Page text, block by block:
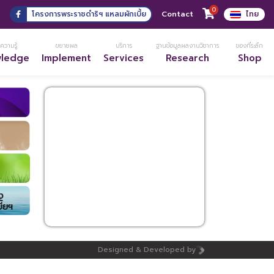
โครงการพระราชดำริฯ แหลมผักเบี้ย Contact 0 ไทย
วามรู้ ขยายผล
Implement
บริการ
Services
ฐานข้อมูลผลงานวิชาการ
Research
ของที่ระลึก
Shop
Designed & Developed by